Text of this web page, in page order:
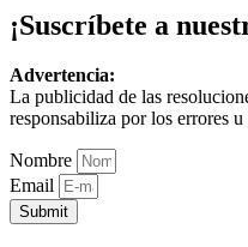
¡Suscríbete a
Advertencia:
La publicidad de las
responsabiliza por los errores
Nombre
Email
Submit